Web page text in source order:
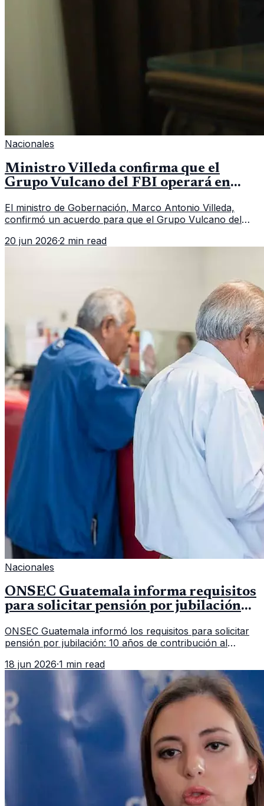
Nacionales
Ministro Villeda confirma que el
Grupo Vulcano del FBI operará en
El ministro de Gobernación, Marco Antonio Villeda,
confirmó un acuerdo para que el Grupo Vulcano del
fallido con la administración anterior del Ministerio
20 jun 2026·2 min read
Nacionales
ONSEC Guatemala informa requisitos
para solicitar pensión por jubilación
ONSEC Guatemala informó los requisitos para solicitar
pensión por jubilación: 10 años de contribución al
importar edad.
18 jun 2026·1 min read